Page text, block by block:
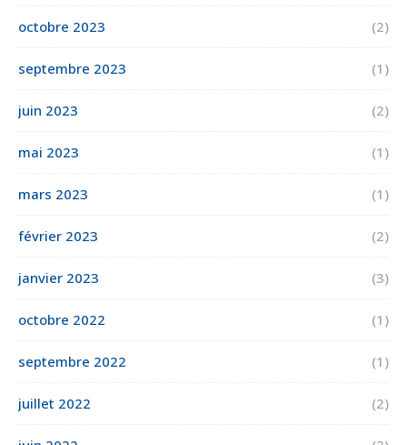
octobre 2023 (2)
septembre 2023 (1)
juin 2023 (2)
mai 2023 (1)
mars 2023 (1)
février 2023 (2)
janvier 2023 (3)
octobre 2022 (1)
septembre 2022 (1)
juillet 2022 (2)